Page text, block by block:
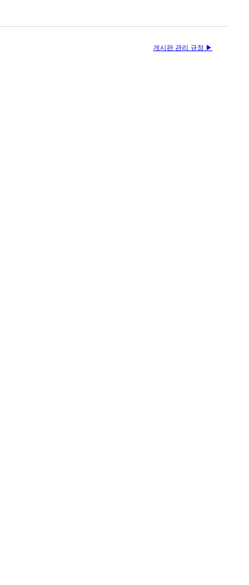
게시판 관리 규정 ▶